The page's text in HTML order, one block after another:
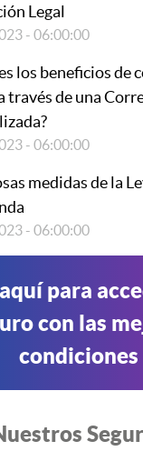
Legal
- 06:00:00
los beneficios de
través de una
- 06:00:00
medidas de la
- 06:00:00
para
con las
condiciones